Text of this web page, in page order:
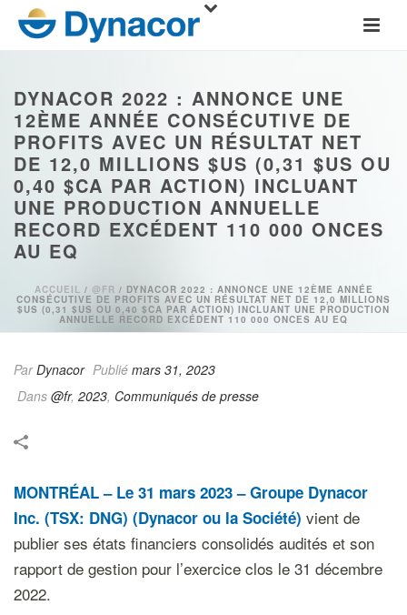
DYNACOR 2022 : ANNONCE UNE
12ÈME ANNÉE CONSÉCUTIVE DE
PROFITS AVEC UN RÉSULTAT NET
DE 12,0 MILLIONS $US (0,31 $US OU
0,40 $CA PAR ACTION) INCLUANT
UNE PRODUCTION ANNUELLE
RECORD EXCÉDENT 110 000 ONCES
AU EQ
ACCUEIL / @FR / DYNACOR 2022 : ANNONCE UNE 12ÈME ANNÉE
CONSÉCUTIVE DE PROFITS AVEC UN RÉSULTAT NET DE 12,0 MILLIONS
$US (0,31 $US OU 0,40 $CA PAR ACTION) INCLUANT UNE PRODUCTION
ANNUELLE RECORD EXCÉDENT 110 000 ONCES AU EQ
ParDynacor Publié mars 31, 2023
Dans @fr, 2023, Communiqués de presse
MONTRÉAL – Le 31 mars 2023 – Groupe Dynacor
Inc. (TSX: DNG) (Dynacor ou la Société) vient de
publier ses états financiers consolidés audités et son
rapport de gestion pour l’exercice clos le 31 décembre
2022.